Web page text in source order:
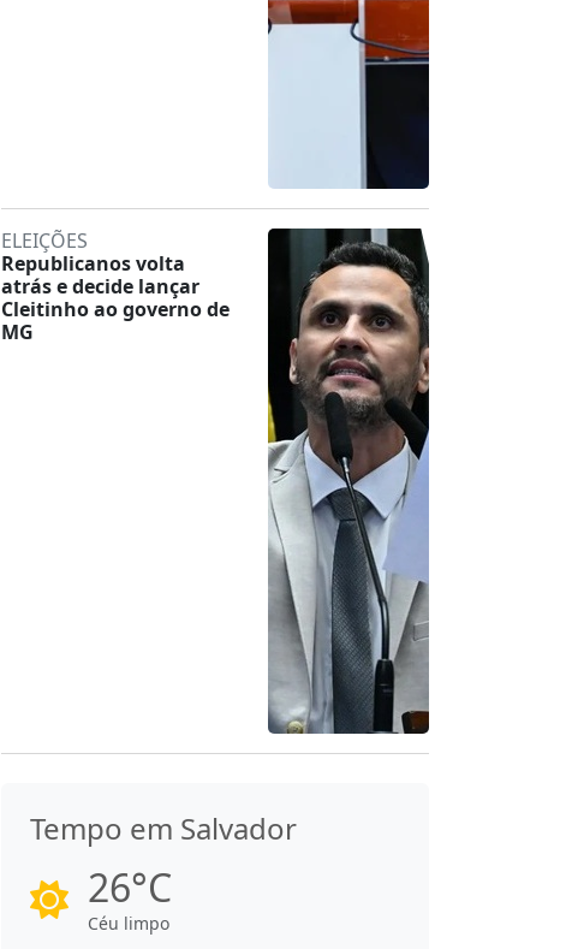
ELEIÇÕES
Republicanos volta
atrás e decide lançar
Cleitinho ao governo de
MG
Tempo em Salvador
26°C
Céu limpo